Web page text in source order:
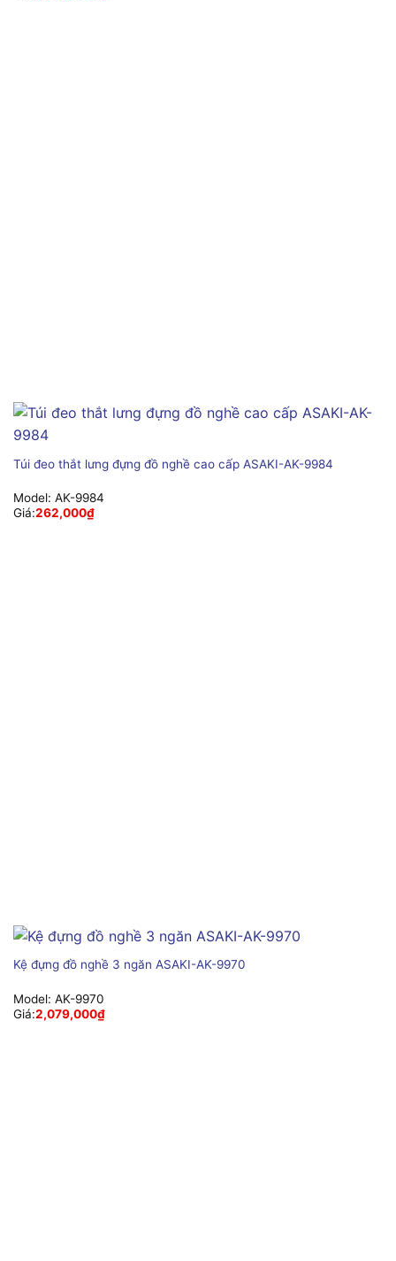
Túi đeo thắt lưng đựng đồ nghề cao cấp ASAKI-AK-9984
Model: AK-9984
Giá:262,000₫
Kệ đựng đồ nghề 3 ngăn ASAKI-AK-9970
Model: AK-9970
Giá:2,079,000₫